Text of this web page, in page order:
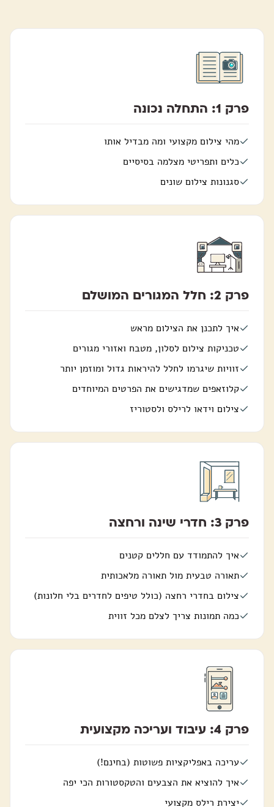
פרק 1: התחלה נכונה
מהי צילום מקצועי ומה מבדיל אותו
כלים ותפריטי מצלמה בסיסיים
סגנונות צילום שונים
פרק 2: חלל המגורים המושלם
איך לתכנן את הצילום מראש
טכניקות צילום לסלון, מטבח ואזורי מגורים
זוויות שיגרמו לחלל להיראות גדול ומוזמן יותר
קלוזאפים שמדגישים את הפרטים המיוחדים
צילום וידאו לרילס ולסטוריז
פרק 3: חדרי שינה ורחצה
איך להתמודד עם חללים קטנים
תאורה טבעית מול תאורה מלאכותית
צילום בחדרי רחצה (כולל טיפים לחדרים בלי חלונות)
כמה תמונות צריך לצלם מכל זווית
פרק 4: עיבוד ועריכה מקצועית
עריכה באפליקציות פשוטות (בחינם!)
איך להוציא את הצבעים והטקסטורות הכי יפה
יצירת רילס מקצועי